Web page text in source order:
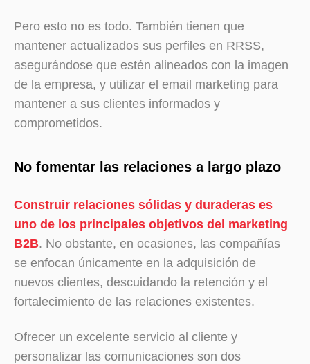
Pero esto no es todo. También tienen que
mantener actualizados sus perfiles en RRSS,
asegurándose que estén alineados con la imagen
de la empresa, y utilizar el email marketing para
mantener a sus clientes informados y
comprometidos.
No fomentar las relaciones a largo plazo
Construir relaciones sólidas y duraderas es
uno de los principales objetivos del marketing
B2B. No obstante, en ocasiones, las compañías
se enfocan únicamente en la adquisición de
nuevos clientes, descuidando la retención y el
fortalecimiento de las relaciones existentes.
Ofrecer un excelente servicio al cliente y
personalizar las comunicaciones son dos